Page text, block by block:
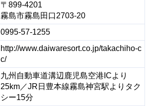
〒899-4201
霧島市霧島田口2703-20
0995-57-1255
http://www.daiwaresort.co.jp/takachiho-c
c/
九州自動車道溝辺鹿児島空港ICより
25km／JR日豊本線霧島神宮駅よりタク
シー15分